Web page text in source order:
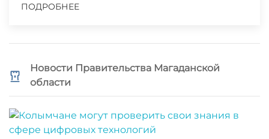
ПОДРОБНЕЕ
Новости Правительства Магаданской
области